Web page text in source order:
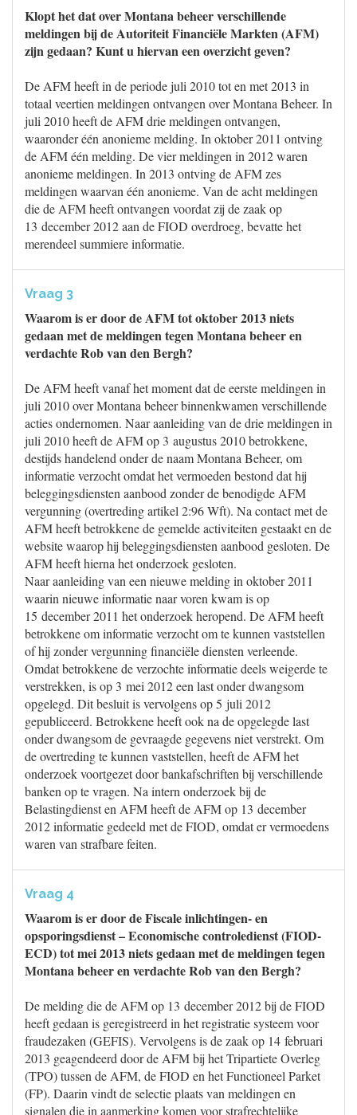
Klopt het dat over Montana beheer verschillende
meldingen bij de Autoriteit Financiële Markten (AFM)
zijn gedaan? Kunt u hiervan een overzicht geven?
De AFM heeft in de periode juli 2010 tot en met 2013 in
totaal veertien meldingen ontvangen over Montana Beheer. In
juli 2010 heeft de AFM drie meldingen ontvangen,
waaronder één anonieme melding. In oktober 2011 ontving
de AFM één melding. De vier meldingen in 2012 waren
anonieme meldingen. In 2013 ontving de AFM zes
meldingen waarvan één anonieme. Van de acht meldingen
die de AFM heeft ontvangen voordat zij de zaak op
13 december 2012 aan de FIOD overdroeg, bevatte het
merendeel summiere informatie.
Vraag 3
Waarom is er door de AFM tot oktober 2013 niets
gedaan met de meldingen tegen Montana beheer en
verdachte Rob van den Bergh?
De AFM heeft vanaf het moment dat de eerste meldingen in
juli 2010 over Montana beheer binnenkwamen verschillende
acties ondernomen. Naar aanleiding van de drie meldingen in
juli 2010 heeft de AFM op 3 augustus 2010 betrokkene,
destijds handelend onder de naam Montana Beheer, om
informatie verzocht omdat het vermoeden bestond dat hij
beleggingsdiensten aanbood zonder de benodigde AFM
vergunning (overtreding artikel 2:96 Wft). Na contact met de
AFM heeft betrokkene de gemelde activiteiten gestaakt en de
website waarop hij beleggingsdiensten aanbood gesloten. De
AFM heeft hierna het onderzoek gesloten.
Naar aanleiding van een nieuwe melding in oktober 2011
waarin nieuwe informatie naar voren kwam is op
15 december 2011 het onderzoek heropend. De AFM heeft
betrokkene om informatie verzocht om te kunnen vaststellen
of hij zonder vergunning financiële diensten verleende.
Omdat betrokkene de verzochte informatie deels weigerde te
verstrekken, is op 3 mei 2012 een last onder dwangsom
opgelegd. Dit besluit is vervolgens op 5 juli 2012
gepubliceerd. Betrokkene heeft ook na de opgelegde last
onder dwangsom de gevraagde gegevens niet verstrekt. Om
de overtreding te kunnen vaststellen, heeft de AFM het
onderzoek voortgezet door bankafschriften bij verschillende
banken op te vragen. Na intern onderzoek bij de
Belastingdienst en AFM heeft de AFM op 13 december
2012 informatie gedeeld met de FIOD, omdat er vermoedens
waren van strafbare feiten.
Vraag 4
Waarom is er door de Fiscale inlichtingen- en
opsporingsdienst – Economische controledienst (FIOD-
ECD) tot mei 2013 niets gedaan met de meldingen tegen
Montana beheer en verdachte Rob van den Bergh?
De melding die de AFM op 13 december 2012 bij de FIOD
heeft gedaan is geregistreerd in het registratie systeem voor
fraudezaken (GEFIS). Vervolgens is de zaak op 14 februari
2013 geagendeerd door de AFM bij het Tripartiete Overleg
(TPO) tussen de AFM, de FIOD en het Functioneel Parket
(FP). Daarin vindt de selectie plaats van meldingen en
signalen die in aanmerking komen voor strafrechtelijke